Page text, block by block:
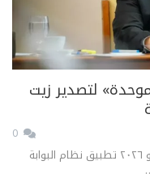
لتصدير زيت
ملخص سريع تبدأ إندونيسيا في الأول من يونيو ٢٠٢٦ تطبيق نظام البوابة